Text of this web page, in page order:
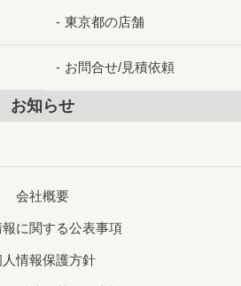
東京都の店舗
お問合せ/見積依頼
お知らせ
会社概要
に関する公表事項
人情報保護方針